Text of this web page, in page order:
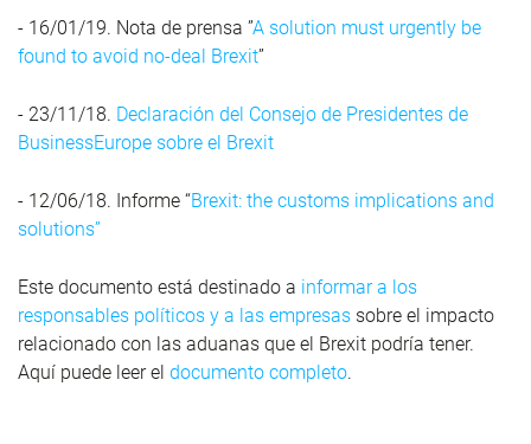
- 16/01/19. Nota de prensa ”A solution must urgently be
found to avoid no-deal Brexit”
- 23/11/18. Declaración del Consejo de Presidentes de
BusinessEurope sobre el Brexit
- 12/06/18. Informe “Brexit: the customs implications and
solutions”
Este documento está destinado a informar a los
responsables políticos y a las empresas sobre el impacto
relacionado con las aduanas que el Brexit podría tener.
Aquí puede leer el documento completo.